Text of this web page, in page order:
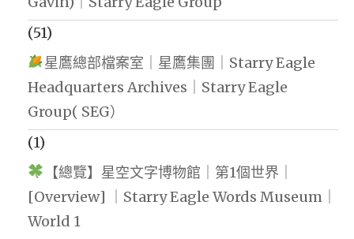
(51)
星鷹總部檔案室｜星鷹集團｜Starry Eagle
Headquarters Archives｜Starry Eagle
Group( SEG）
(1)
【總覽】星空文字博物館｜第1個世界｜
[Overview] ｜Starry Eagle Words Museum｜
World 1